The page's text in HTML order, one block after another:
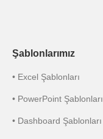
Şablonlarımız
• Excel Şablonları
• PowerPoint Şablonları
• Dashboard Şablonları